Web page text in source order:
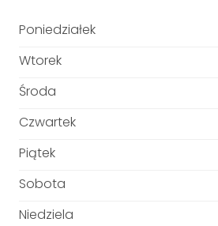
Poniedziałek
Wtorek
Środa
Czwartek
Piątek
Sobota
Niedziela